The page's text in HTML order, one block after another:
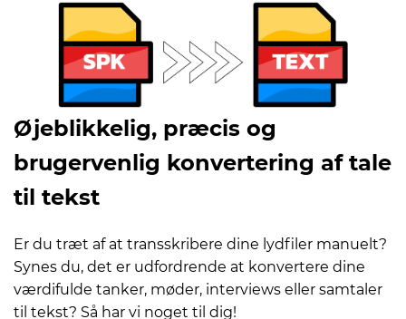
Øjeblikkelig, præcis og
brugervenlig konvertering af tale
til tekst
Er du træt af at transskribere dine lydfiler manuelt?
Synes du, det er udfordrende at konvertere dine
værdifulde tanker, møder, interviews eller samtaler
til tekst? Så har vi noget til dig!